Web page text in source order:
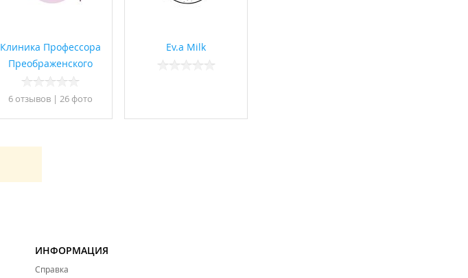
Клиника Профессора
Преображенского
6 отзывов | 26 фото
Ev.a Milk
ИНФОРМАЦИЯ
Справка